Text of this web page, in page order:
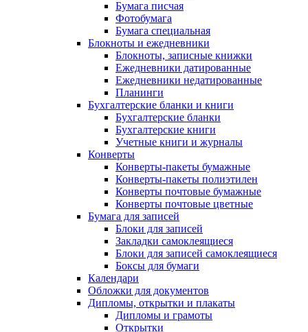
Бумага писчая
Фотобумага
Бумага специальная
Блокноты и ежедневники
Блокноты, записные книжки
Ежедневники датированные
Ежедневники недатированные
Планинги
Бухгалтерские бланки и книги
Бухгалтерские бланки
Бухгалтерские книги
Учетные книги и журналы
Конверты
Конверты-пакеты бумажные
Конверты-пакеты полиэтилен
Конверты почтовые бумажные
Конверты почтовые цветные
Бумага для записей
Блоки для записей
Закладки самоклеящиеся
Блоки для записей самоклеящиеся
Боксы для бумаги
Календари
Обложки для документов
Дипломы, открытки и плакаты
Дипломы и грамоты
Открытки